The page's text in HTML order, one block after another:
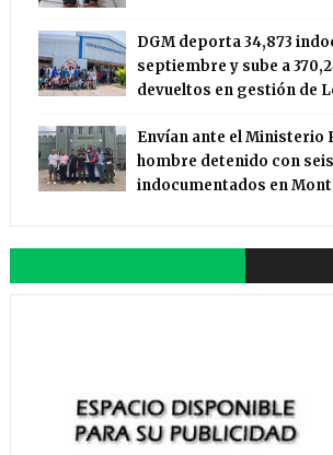
DGM deporta 34,873
septiembre y sube a
devueltos en gestión de
Envían ante el Ministerio
hombre detenido con
indocumentados en